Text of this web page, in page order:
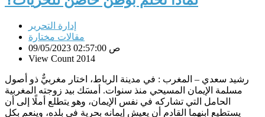
إدارة التحرير
مقالات مختارة
09/05/2023 02:57:00 ص
View Count 2014
رشيد سعدي – المغرب : في مدينة الرباط، اختار مغربيٌّ ذو أصول
مسلمة الإيمان المسيحي منذ سنوات. أمسَك بيد زوجته المغربية
الحامل التي تشاركه في نفس الإيمان، وهو يتطلع أملًا إلى أن
يستطيع ابنهما القادم أن يعيش إيمانه بحرية في بلده، وينعم بكل